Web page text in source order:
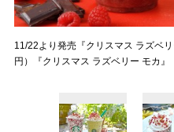
11/22より発売『クリスマス ラズベ
円）『クリスマス ラズベリー モカ